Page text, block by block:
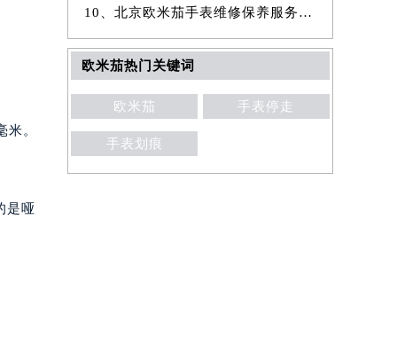
。
是哑
10、北京欧米茄手表维修保养服务权威公示（2026年7月最新）
欧米茄热门关键词
欧米茄 手表停走
手表划痕